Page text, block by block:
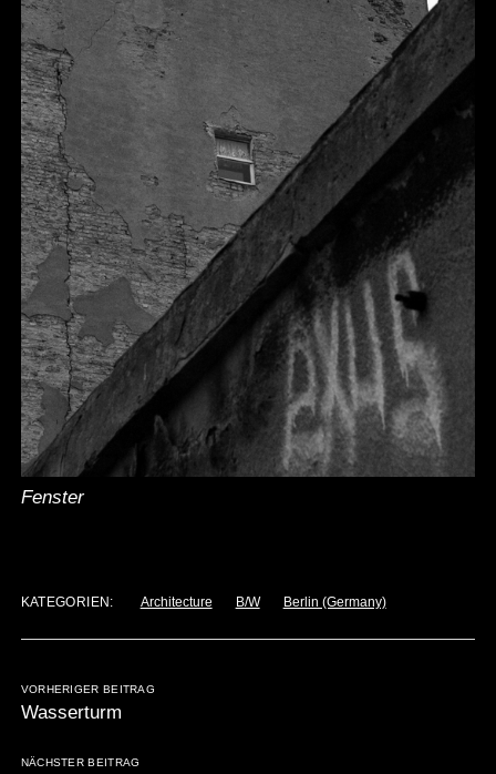
Fenster
KATEGORIEN: Architecture B/W Berlin (Germany)
VORHERIGER BEITRAG
Wasserturm
NÄCHSTER BEITRAG